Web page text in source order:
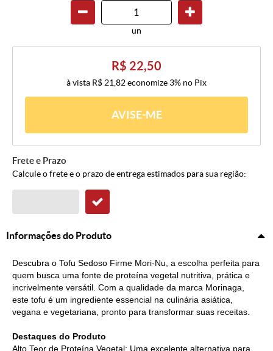
un
R$ 22,50
à vista R$ 21,82economize 3% no Pix
AVISE-ME
Frete e Prazo
Calcule o frete e o prazo de entrega estimados para sua região:
Informações do Produto
Descubra o Tofu Sedoso Firme Mori-Nu, a escolha perfeita para
quem busca uma fonte de proteína vegetal nutritiva, prática e
incrivelmente versátil. Com a qualidade da marca Morinaga,
este tofu é um ingrediente essencial na culinária asiática,
vegana e vegetariana, pronto para transformar suas receitas.
Destaques do Produto
Alto Teor de Proteína Vegetal: Uma excelente alternativa para